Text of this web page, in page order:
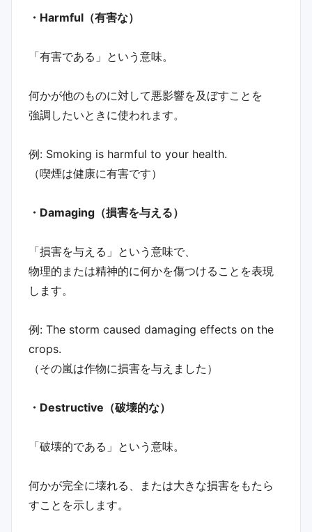
・Harmful（有害な）
「有害である」という意味。
何かが他のものに対して悪影響を及ぼすことを
強調したいときに使われます。
例: Smoking is harmful to your health.
（喫煙は健康に有害です）
・Damaging（損害を与える）
「損害を与える」という意味で、
物理的または精神的に何かを傷つけることを表現
します。
例: The storm caused damaging effects on the
crops.
（その嵐は作物に損害を与えました）
・Destructive（破壊的な）
「破壊的である」という意味。
何かが完全に壊れる、または大きな損害をもたら
すことを示します。